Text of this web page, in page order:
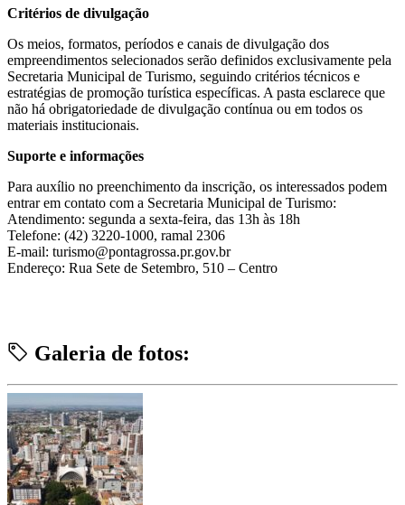
Critérios de divulgação
Os meios, formatos, períodos e canais de divulgação dos
empreendimentos selecionados serão definidos exclusivamente pela
Secretaria Municipal de Turismo, seguindo critérios técnicos e
estratégias de promoção turística específicas. A pasta esclarece que
não há obrigatoriedade de divulgação contínua ou em todos os
materiais institucionais.
Suporte e informações
Para auxílio no preenchimento da inscrição, os interessados podem
entrar em contato com a Secretaria Municipal de Turismo:
Atendimento: segunda a sexta-feira, das 13h às 18h
Telefone: (42) 3220-1000, ramal 2306
E-mail: turismo@pontagrossa.pr.gov.br
Endereço: Rua Sete de Setembro, 510 – Centro
Galeria de fotos: